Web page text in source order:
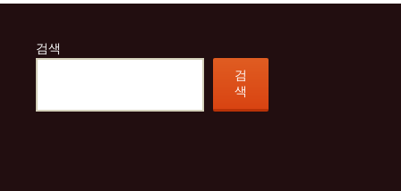
검색
검
색